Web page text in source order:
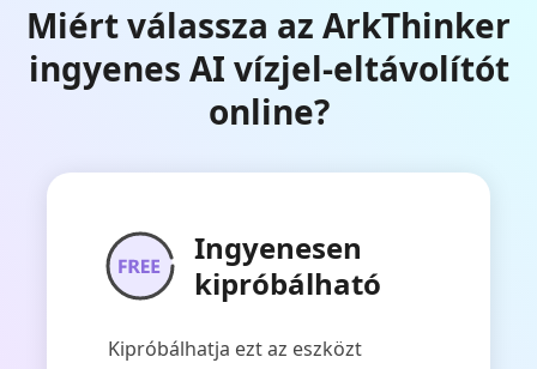
Miért válassza az ArkThinker
ingyenes AI vízjel-eltávolítót
online?
Ingyenesen
kipróbálható
Kipróbálhatja ezt az eszközt